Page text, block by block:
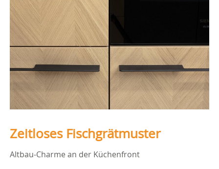
Zeitloses Fischgrätmuster
Altbau-Charme an der Küchenfront